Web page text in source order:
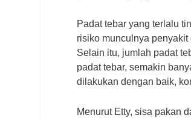
Padat tebar yang terlalu
risiko munculnya
Selain itu, jumlah padat
padat tebar, semakin
dilakukan dengan baik,
Menurut Etty, sisa pakan